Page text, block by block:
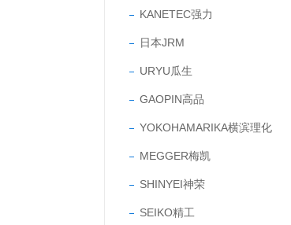
KANETEC强力
日本JRM
URYU瓜生
GAOPIN高品
YOKOHAMARIKA横滨理化
MEGGER梅凯
SHINYEI神荣
SEIKO精工